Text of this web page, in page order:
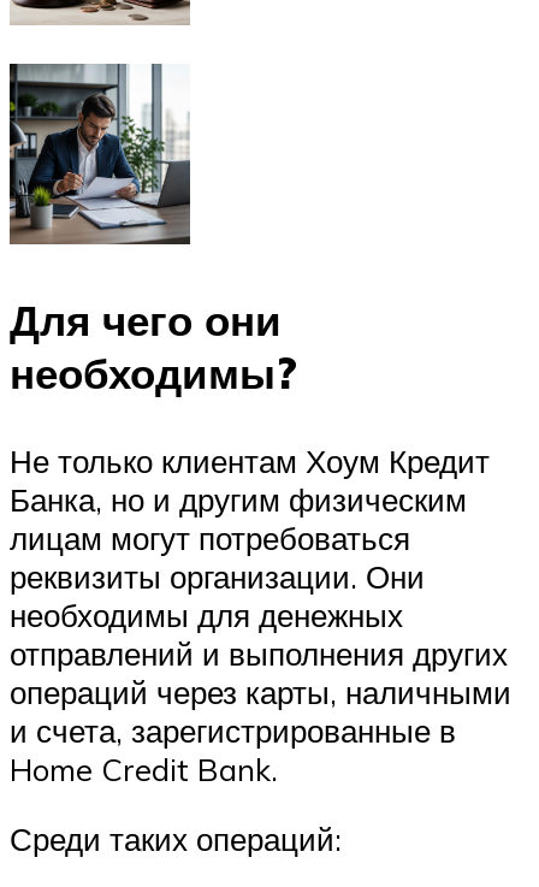
Для чего они
необходимы?
Не только клиентам Хоум Кредит
Банка, но и другим физическим
лицам могут потребоваться
реквизиты организации. Они
необходимы для денежных
отправлений и выполнения других
операций через карты, наличными
и счета, зарегистрированные в
Home Credit Bank.
Среди таких операций: